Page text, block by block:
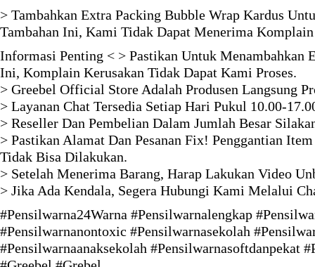
> Tambahkan Extra Packing Bubble Wrap Kardus
Tambahan Ini, Kami Tidak Dapat Menerima
Informasi Penting < > Pastikan Untuk Menambahkan
Ini, Komplain Kerusakan Tidak Dapat Kami Proses.
> Greebel Official Store Adalah Produsen Langsung
> Layanan Chat Tersedia Setiap Hari Pukul 10.00-
> Reseller Dan Pembelian Dalam Jumlah Besar
> Pastikan Alamat Dan Pesanan Fix! Penggantian
Tidak Bisa Dilakukan.
> Setelah Menerima Barang, Harap Lakukan Video
> Jika Ada Kendala, Segera Hubungi Kami Melalui
#Pensilwarna24Warna #Pensilwarnalengkap
#Pensilwarnanontoxic #Pensilwarnasekolah
#Pensilwarnaanaksekolah #Pensilwarnasoftdanpekat